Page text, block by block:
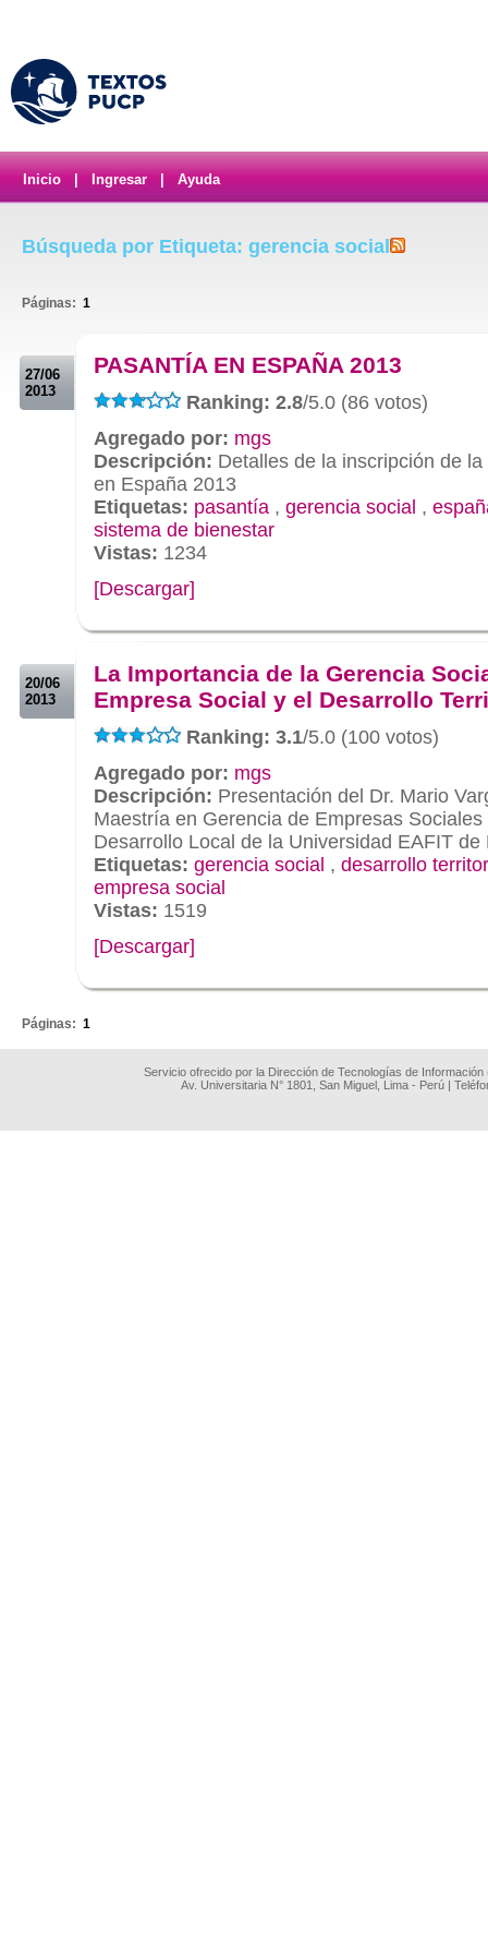
Inicio Ingresar Ayuda
Búsqueda por Etiqueta: gerencia social
Páginas: 1
27/06
2013
PASANTÍA EN ESPAÑA 2013
Ranking: 2.8/5.0 (86 votos)
Agregado por: mgs
Descripción: Detalles de la inscripción de
en España 2013
Etiquetas: pasantía , gerencia social ,
sistema de bienestar
Vistas: 1234
[Descargar]
20/06
2013
La Importancia de la Gerencia
Empresa Social y el Desarrollo
Ranking: 3.1/5.0 (100 votos)
Agregado por: mgs
Descripción: Presentación del Dr. Mario
Maestría en Gerencia de Empresas
Desarrollo Local de la Universidad EAFIT
Etiquetas: gerencia social , desarrollo
empresa social
Vistas: 1519
[Descargar]
Páginas: 1
Servicio ofrecido por la Dirección de Tecnologías de
Av. Universitaria N° 1801, San Miguel, Lima - Perú |